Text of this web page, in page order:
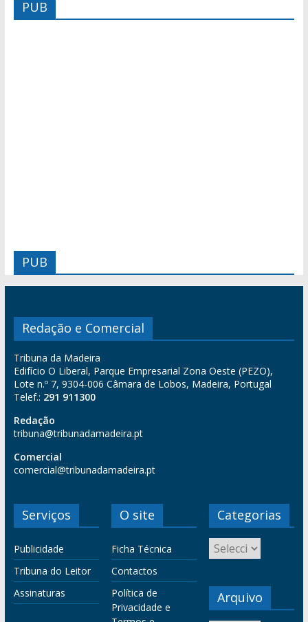
PUB
PUB
Redação e Comercial
Tribuna da Madeira
Edifício O Liberal, Parque Empresarial Zona Oeste (PEZO),
Lote n.º 7, 9304-006 Câmara de Lobos, Madeira, Portugal
Telef.: 291 911300
Redação
tribuna@tribunadamadeira.pt
Comercial
comercial@tribunadamadeira.pt
Serviços
Publicidade
Tribuna do Leitor
Assinaturas
O site
Ficha Técnica
Contactos
Política de
Privacidade e
Categorias
Arquivo